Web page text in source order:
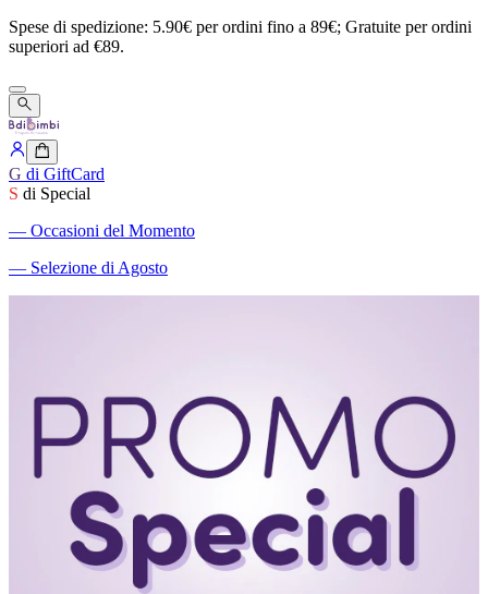
Spese di spedizione: 5.90€ perordini fino a 89€; Gratuite perordini
superiori ad €89.
G di GiftCard
S di Special
― Occasioni del Momento
― Selezione di Agosto